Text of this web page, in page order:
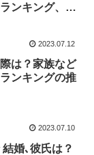
ンキング、グ
2023.07.12
は？家族など
ンキングの推
2023.07.10
婚､彼氏は？